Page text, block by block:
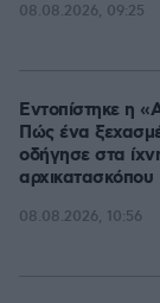
08.08.2026, 09:25
Εντοπίστηκε η
Πώς ένα
οδήγησε στα
αρχικατασκόπου
08.08.2026, 10:56